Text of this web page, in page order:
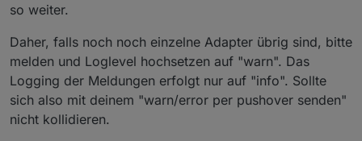
so weiter.
Daher, falls noch noch einzelne Adapter übrig sind, bitte
melden und Loglevel hochsetzen auf "warn". Das
Logging der Meldungen erfolgt nur auf "info". Sollte
sich also mit deinem "warn/error per pushover senden"
nicht kollidieren.